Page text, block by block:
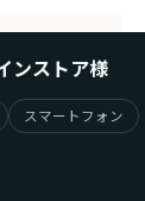
ンストア様
スマートフォン